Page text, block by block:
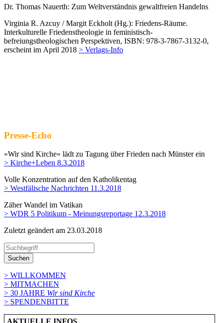
Dr. Thomas Nauerth: Zum Weltverständnis gewaltfreien Handelns
Virginia R. Azcuy / Margit Eckholt (Hg.): Friedens-Räume.
Interkulturelle Friedenstheologie in feministisch-
befreiungstheologischen Perspektiven, ISBN: 978-3-7867-3132-0,
erscheint im April 2018 > Verlags-Info
Presse-Echo
»Wir sind Kirche« lädt zu Tagung über Frieden nach Münster ein
> Kirche+Leben 8.3.2018
Volle Konzentration auf den Katholikentag
> Westfälische Nachrichten 11.3.2018
Zäher Wandel im Vatikan
> WDR 5 Politikum - Meinungsreportage 12.3.2018
Zuletzt geändert am 23­.03.2018
Suchen
> WILLKOMMEN
> MITMACHEN
> 30 JAHRE Wir sind Kirche
> SPENDENBITTE